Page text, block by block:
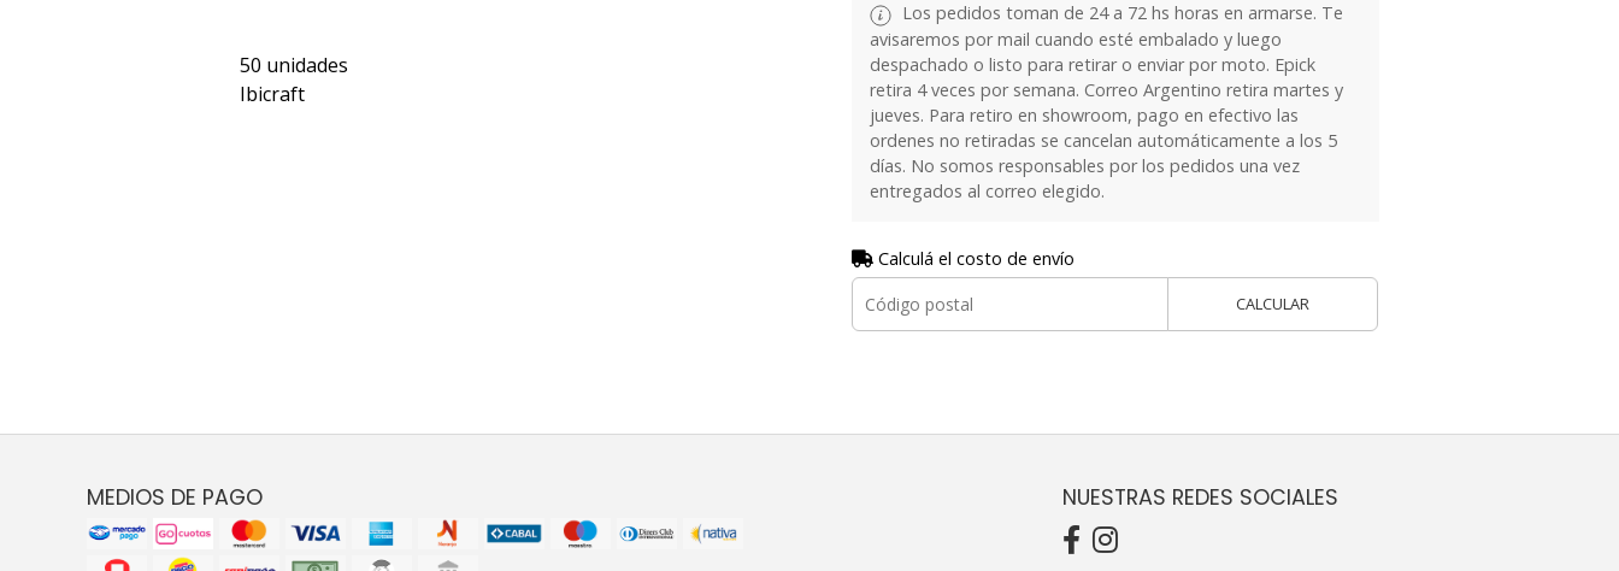
50 unidades
Ibicraft
Los pedidos toman de 24 a 72 hs horas en armarse. Te
avisaremos por mail cuando esté embalado y luego
despachado o listo para retirar o enviar por moto. Epick
retira 4 veces por semana. Correo Argentino retira martes y
jueves. Para retiro en showroom, pago en efectivo las
ordenes no retiradas se cancelan automáticamente a los 5
días. No somos responsables por los pedidos una vez
entregados al correo elegido.
Calculá el costo de envío
CALCULAR
MEDIOS DE PAGO NUESTRAS REDES SOCIALES